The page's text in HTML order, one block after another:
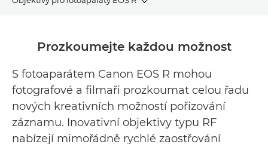
Související výrobky
Prozkoumejte každou možnost
S fotoaparátem Canon EOS R mohou
fotografové a filmaři prozkoumat celou řadu
nových kreativních možností pořizování
záznamu. Inovativní objektivy typu RF
nabízejí mimořádně rychlé zaostřování